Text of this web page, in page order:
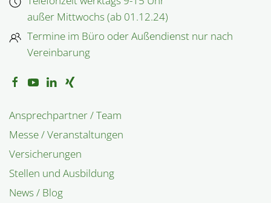
außer Mittwochs (ab 01.12.24)
Termine im Büro oder Außen­dienst nur nach
Vereinbarung
Ansprechpartner / Team
Messe / Veranstaltungen
Versicherungen
Stellen und Ausbildung
News / Blog